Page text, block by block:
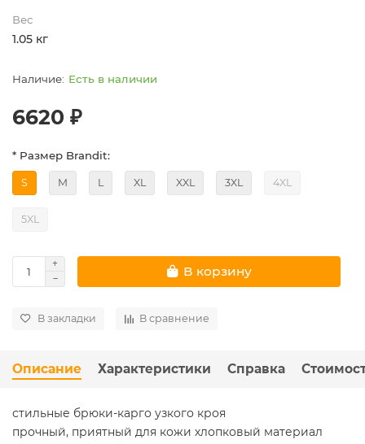
Вес
1.05 кг
Есть в наличии
6620 ₽
* Размер Brandit:
S M L XL XXL 3XL 4XL
5XL
В корзину
В закладки В сравнение
Описание Характеристики Справка
стильные брюки-карго узкого кроя
прочный, приятный для кожи хлопковый материал